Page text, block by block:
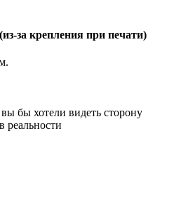
за крепления при печати)
бы хотели видеть сторону
реальности